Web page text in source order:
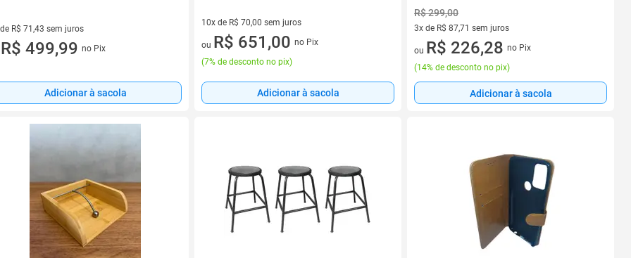
R$ 71,43 sem juros
de R$ 71,43 sem juros
R$ 499,99 no Pix
Adicionar à sacola
10x de R$ 70,00 sem juros
10 vez de R$ 70,00 sem juros
ou R$ 651,00 no Pix
(7% de desconto no pix)
Adicionar à sacola
R$ 299,00
3x de R$ 87,71 sem juros
3 vez de R$ 87,71 sem juros
ou R$ 226,28 no Pix
(14% de desconto no pix)
Adicionar à sacola